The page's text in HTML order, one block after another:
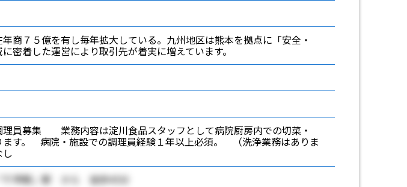
商７５億を有し毎年拡大している。九州地区は熊本を拠点に「安全・
密着した運営により取引先が着実に増えています。
理員募集 業務内容は淀川食品スタッフとして病院厨房内での切菜・
ます。 病院・施設での調理員経験１年以上必須。 （洗浄業務はありま
千早駅」駅 から 徒歩45分